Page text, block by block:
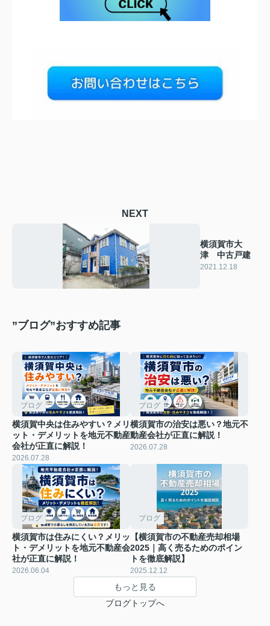
NEXT
横須賀市大
津 中古戸建
2021.12.18
”ブログ”おすすめ記事
ブログ
横須賀中央は住みやすい？メリ
ット・デメリットを地元不動産
会社が正直に解説！
2026.07.28
ブログ
横須賀市の治安は悪い？地元不
動産会社が正直に解説！
2026.07.28
ブログ
横須賀市は住みにくい？メリッ
ト・デメリットを地元不動産会
社が正直に解説！
2026.06.04
ブログ
【横須賀市の不動産売却相場
2025｜高く売るためのポイン
トを徹底解説】
2025.12.12
もっと見る
ブログトップへ